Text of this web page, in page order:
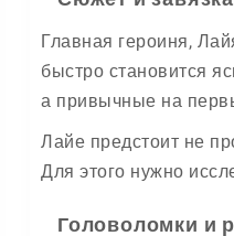
Главная героиня,
быстро становится
а привычные на
Лайе предстоит не
Для этого нужно
Головоломки и